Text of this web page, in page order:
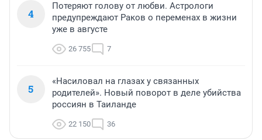
4
Потеряют голову от любви. Астрологи
предупреждают Раков о переменах в жизни
уже в августе
26 755 7
5
«Насиловал на глазах у связанных
родителей». Новый поворот в деле убийства
россиян в Таиланде
22 150 36